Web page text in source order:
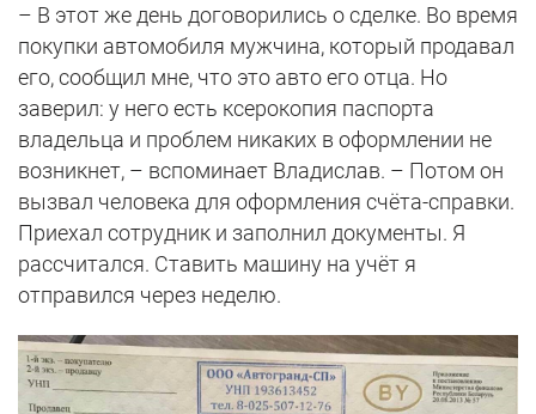
– В этот же день договорились о сделке. Во время
покупки автомобиля мужчина, который продавал
его, сообщил мне, что это авто его отца. Но
заверил: у него есть ксерокопия паспорта
владельца и проблем никаких в оформлении не
возникнет, – вспоминает Владислав. – Потом он
вызвал человека для оформления счёта-справки.
Приехал сотрудник и заполнил документы. Я
рассчитался. Ставить машину на учёт я
отправился через неделю.